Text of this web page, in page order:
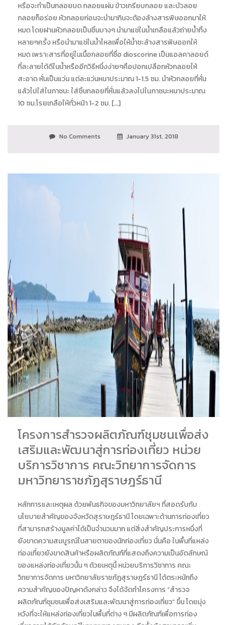
หรือจะทำเป็นกลอยบด กลอยแผ่น ข้าวเกรียบกลอย และบัวลอย
กลอยก็อร่อย หัวกลอยก่อนจะนำมากินจะต้องล้างสารพิษออกมาให้
หมด โดยฝานหัวกลอยเป็นชิ้นบางๆ นำมาแช่ในน้ำเกลือแล้วถ่ายน้ำทิ้ง
หลายๆครั้ง หรือนำมาแช่ในน้ำไหลเพื่อให้น้ำชะล้างสารพิษออกให้
หมด เพราะสารที่อยู่ในเนื้อกลอยที่ชื่อ dioscorine เป็นแอลคาลอยด์
ที่ละลายได้ดีในน้ำหรืออีกวิธีหนึ่งง่ายๆคือปอกเปลือกหัวกลอยให้
สะอาด หั่นเป็นแว่น แต่ละแว่นหนาประมาณ 1-1.5 ซม. นำหัวกลอยที่หั่น
แล้วไปใส่ในภาชนะ ใส่ชิ้นกลอยที่หั่นแล้วลงไปในภาชนะหนาประมาณ
10 ซม.โรยเกลือให้ทั่วหน้า 1-2 ซม. […]
No Comments January 31st, 2018
โครงการสำรวจผลิตภัณฑ์ชุมชนเพื่อส่ง
เสริมและพัฒนาสู่การท่องเที่ยว หน่วย
บริการวิชาการ คณะวิทยาการจัดการ
มหาวิทยาราชภัฏสุราษฎร์ธานี
หลักการและเหตุผล ด้วยพันธกิจของมหาวิทยาลัยฯ ที่สอดรับกับ
นโยบายสำคัญของจังหวัดสุราษฎร์ธานี โดยเฉพาะด้านการท่องเที่ยว
ที่สามารถสร้างมูลค่าได้เป็นจำนวนมาก แต่สิ่งสำคัญประการหนึ่งที่
ยังขาดความสมบูรณ์ในสายตาของนักท่องเที่ยว นั่นคือ ในพื้นที่แหล่ง
ท่องเที่ยวยังขาดสินค้าหรือผลิตภัณฑ์ที่แสดงถึงความเป็นอัตลักษณ์
ของแหล่งท่องเที่ยวนั้น ๆ ด้วยเหตุนี้ หน่วยบริการวิชาการ คณะ
วิทยาการจัดการ มหาวิทยาลัยราชภัฏสุราษฎร์ธานี ได้ตระหนักถึง
ความสำคัญของปัญหาดังกล่าว จึงได้จัดทำโครงการ “สำรวจ
ผลิตภัณฑ์ชุมชนเพื่อส่งเสริมและพัฒนาสู่การท่องเที่ยว” ขึ้น โดยมุ่ง
หวังที่จะให้แหล่งท่องเที่ยวในพื้นที่ต่าง ๆ มีผลิตภัณฑ์เพื่อการท่อง